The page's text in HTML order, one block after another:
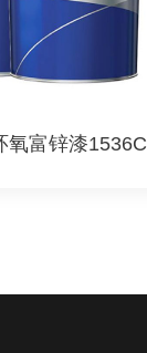
氧富锌漆1536C